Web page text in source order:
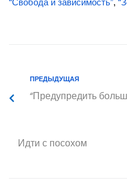
ПРЕДЫДУЩАЯ
“Предупредить
Идти с посохом